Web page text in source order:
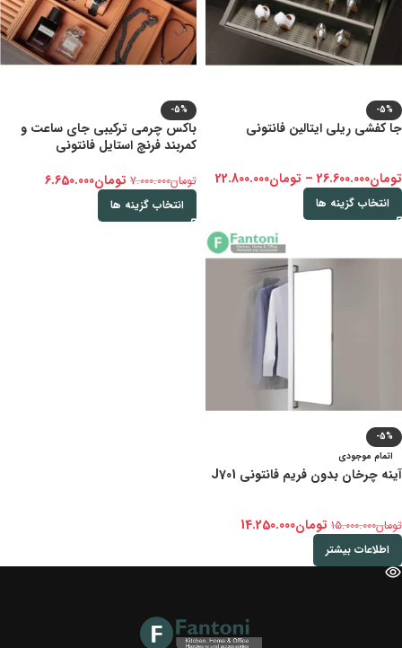
-5%
جا کفشی ریلی ایتالین فانتونی
تومان26.600.000
– تومان22.800.000
انتخاب گزینه ها
-5%
باکس چرمی ترکیبی جای ساعت و
کمربند فرنچ استایل فانتونی
تومان7.000.000 تومان6.650.000
انتخاب گزینه ها
-5%
اتمام موجودی
آینه چرخان بدون فریم فانتونی J701
تومان15.000.000 تومان14.250.000
اطلاعات بیشتر